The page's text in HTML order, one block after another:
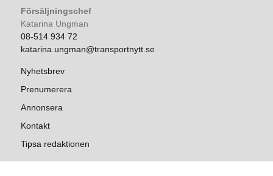
Försäljningschef
Katarina Ungman
08-514 934 72
katarina.ungman@transportnytt.se
Nyhetsbrev
Prenumerera
Annonsera
Kontakt
Tipsa redaktionen